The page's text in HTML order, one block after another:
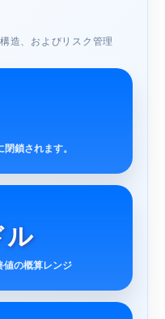
造、およびリスク管理
鎖されます。
ル
値の概算レンジ